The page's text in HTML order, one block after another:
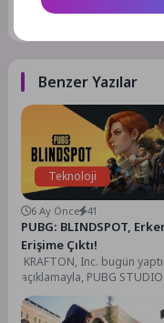
GÖNDER
Benzer Yazılar
Teknoloji
6 Ay Önce 41
PUBG: BLINDSPOT,
Erişime Çıktı!
KRAFTON, Inc. bugün
açıklamayla, PUBG
tarafından geliştirilmekte
yeni PC oyunu PUBG: